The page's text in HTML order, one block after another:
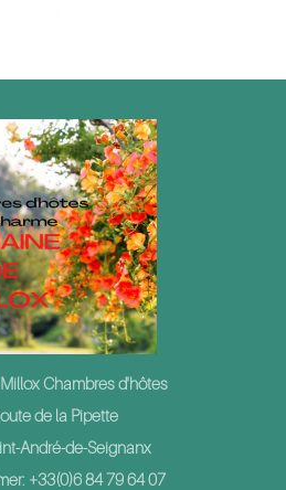
Chambres d'hôtes
de la Pipette
André-de-Seignanx
+33(0)6 84 79 64 07